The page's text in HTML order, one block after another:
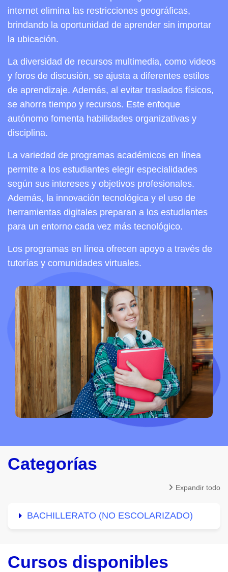
internet elimina las restricciones geográficas,
brindando la oportunidad de aprender sin importar
la ubicación.
La diversidad de recursos multimedia, como videos
y foros de discusión, se ajusta a diferentes estilos
de aprendizaje. Además, al evitar traslados físicos,
se ahorra tiempo y recursos. Este enfoque
autónomo fomenta habilidades organizativas y
disciplina.
La variedad de programas académicos en línea
permite a los estudiantes elegir especialidades
según sus intereses y objetivos profesionales.
Además, la innovación tecnológica y el uso de
herramientas digitales preparan a los estudiantes
para un entorno cada vez más tecnológico.
Los programas en línea ofrecen apoyo a través de
tutorías y comunidades virtuales.
Categorías
Expandir todo
BACHILLERATO (NO ESCOLARIZADO)
Cursos disponibles